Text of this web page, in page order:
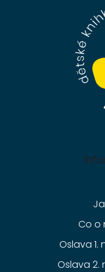
Co o
Oslava 1.
Oslava 2.